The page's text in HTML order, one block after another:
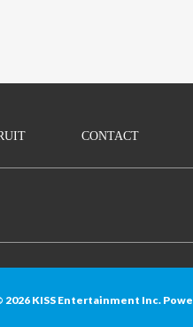
CONTACT
2026 KISS Entertainment Inc.